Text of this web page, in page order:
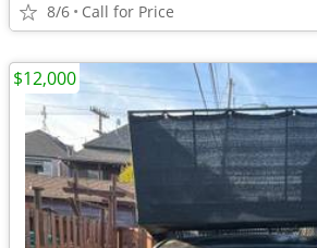
8/6 Call for Price
$12,000